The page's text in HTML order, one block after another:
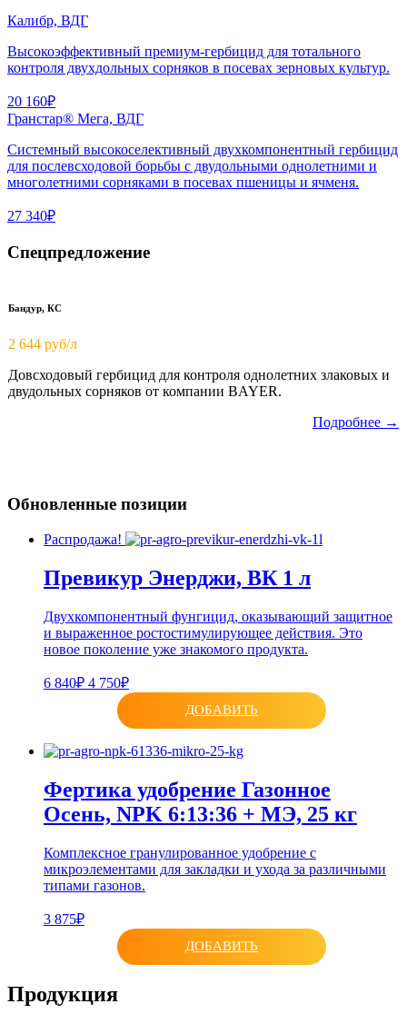
Калибр, ВДГ
Высокоэффективный премиум-гербицид для тотального
контроля двухдольных сорняков в посевах зерновых культур.
20 160₽
Гранстар® Мега, ВДГ
Системный высокоселективный двухкомпонентный гербицид
для послевсходовой борьбы с двудольными однолетними и
многолетними сорняками в посевах пшеницы и ячменя.
27 340₽
Спецпредложение
Бандур, КС
2 644 руб/л
Довсходовый гербицид для контроля однолетних злаковых и
двудольных сорняков от компании BAYER.
Подробнее →
Обновленные позиции
Распродажа!
Превикур Энерджи, ВК 1 л
Двухкомпонентный фунгицид, оказывающий защитное
и выраженное ростостимулирующее действия. Это
новое поколение уже знакомого продукта.
6 840₽ 4 750₽
ДОБАВИТЬ
Фертика удобрение Газонное
Осень, NPK 6:13:36 + МЭ, 25 кг
Комплексное гранулированное удобрение с
микроэлементами для закладки и ухода за различными
типами газонов.
3 875₽
ДОБАВИТЬ
Продукция